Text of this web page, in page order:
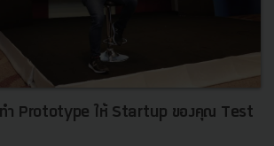
ทำ Prototype ให้ Startup ของคุณ Test